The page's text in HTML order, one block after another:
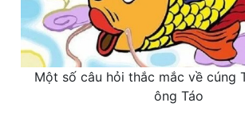
Một số câu hỏi thắc mắc về cúng
ông Táo